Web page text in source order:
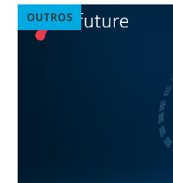
OUTROS